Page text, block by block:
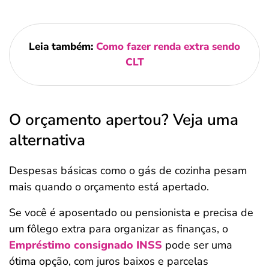
Leia também: Como fazer renda extra sendo
CLT
O orçamento apertou? Veja uma
alternativa
Despesas básicas como o gás de cozinha pesam
mais quando o orçamento está apertado.
Se você é aposentado ou pensionista e precisa de
um fôlego extra para organizar as finanças, o
Empréstimo consignado INSS pode ser uma
ótima opção, com juros baixos e parcelas